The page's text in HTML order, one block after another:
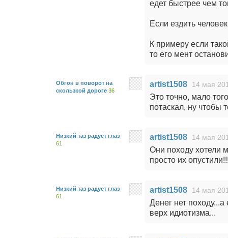
едет быстрее чем
Если ездить
К примеру если
то его мент
Обгон в поворот на
скользкой дороге 36
artist1508 14 мая
Это точно, мало
потаскал, ну чтобы
Низкий таз радует глаз
61
artist1508 14 мая
Они походу хотели
просто их
Низкий таз радует глаз
61
artist1508 14 мая
Денег нет походу...а
верх идиотизма...